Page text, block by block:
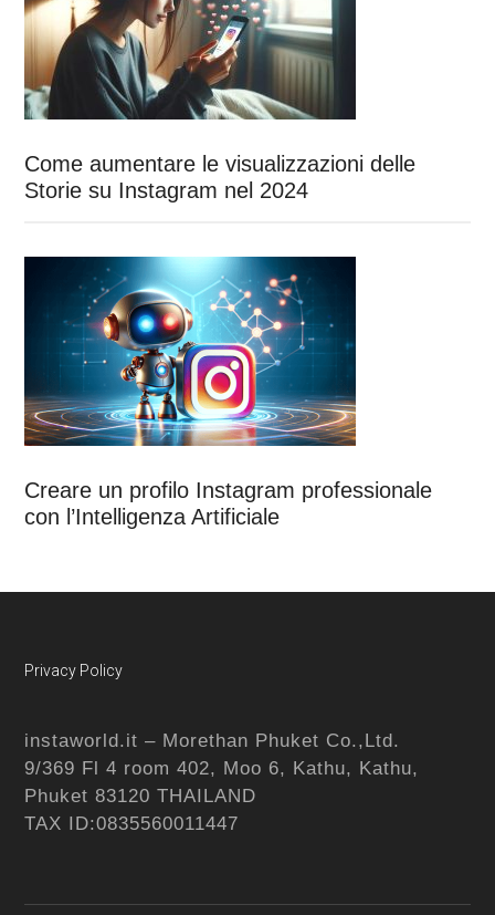
Come aumentare le visualizzazioni delle
Storie su Instagram nel 2024
Creare un profilo Instagram professionale
con l’Intelligenza Artificiale
Footer
Privacy Policy
instaworld.it – Morethan Phuket Co.,Ltd.
9/369 Fl 4 room 402, Moo 6, Kathu, Kathu,
Phuket 83120 THAILAND
TAX ID:0835560011447